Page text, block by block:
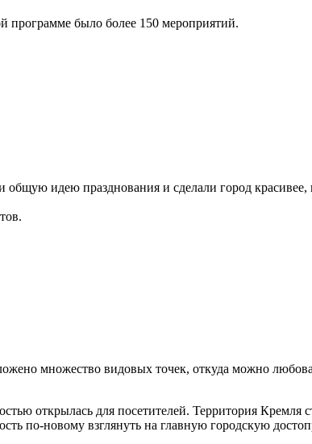
программе было более 150 мероприятий.
идею празднования и сделали город красивее,
множество видовых точек, откуда можно
открылась для посетителей. Территория Кремля
по-новому взглянуть на главную городскую